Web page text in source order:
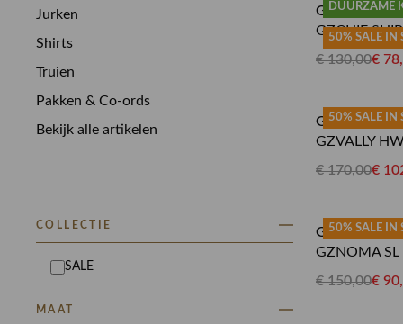
Jurken
Shirts
Truien
Pakken & Co-ords
Bekijk alle artikelen
COLLECTIE
SALE
MAAT
DUURZAME
50% SALE IN
GESTUZ
GZCHIF
€ 130,00€
50% SALE IN
GESTUZ
GZVALLY
€ 170,00€
50% SALE IN
GESTUZ
GZNOMA SL
€ 150,00€